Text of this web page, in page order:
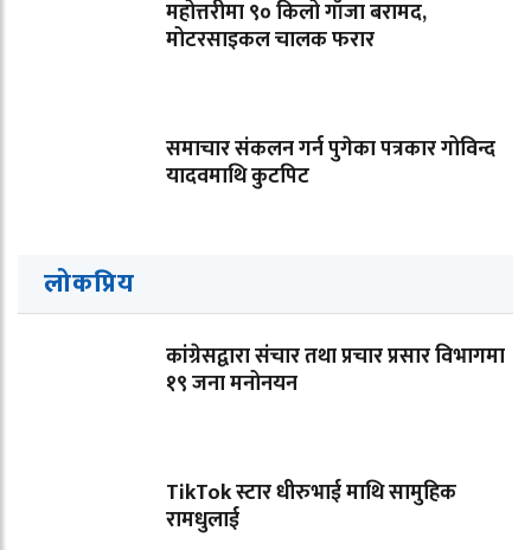
महोत्तरीमा ९० किलो गाँजा बरामद,
मोटरसाइकल चालक फरार
समाचार संकलन गर्न पुगेका पत्रकार गोविन्द
यादवमाथि कुटपिट
लोकप्रिय
कांग्रेसद्वारा संचार तथा प्रचार प्रसार विभागमा
१९ जना मनोनयन
TikTok स्टार धीरुभाई माथि सामुहिक
रामधुलाई